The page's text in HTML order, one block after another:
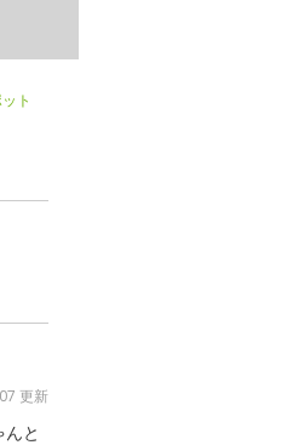
ト
更新
と